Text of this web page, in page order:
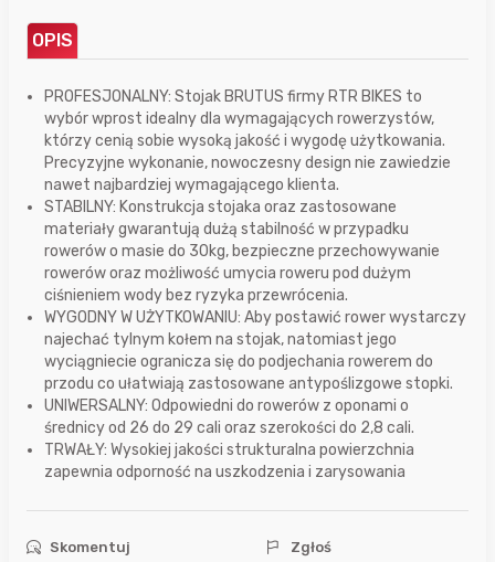
OPIS
PROFESJONALNY: Stojak BRUTUS firmy RTR BIKES to
wybór wprost idealny dla wymagających rowerzystów,
którzy cenią sobie wysoką jakość i wygodę użytkowania.
Precyzyjne wykonanie, nowoczesny design nie zawiedzie
nawet najbardziej wymagającego klienta.
STABILNY: Konstrukcja stojaka oraz zastosowane
materiały gwarantują dużą stabilność w przypadku
rowerów o masie do 30kg, bezpieczne przechowywanie
rowerów oraz możliwość umycia roweru pod dużym
ciśnieniem wody bez ryzyka przewrócenia.
WYGODNY W UŻYTKOWANIU: Aby postawić rower wystarczy
najechać tylnym kołem na stojak, natomiast jego
wyciągniecie ogranicza się do podjechania rowerem do
przodu co ułatwiają zastosowane antypoślizgowe stopki.
UNIWERSALNY: Odpowiedni do rowerów z oponami o
średnicy od 26 do 29 cali oraz szerokości do 2,8 cali.
TRWAŁY: Wysokiej jakości strukturalna powierzchnia
zapewnia odporność na uszkodzenia i zarysowania
Skomentuj Zgłoś